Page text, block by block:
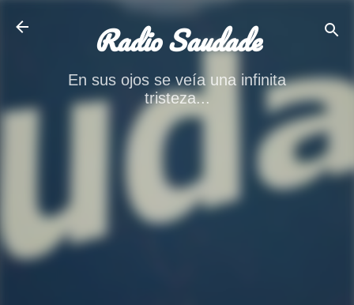
Radio Saudade
En sus ojos se veía una infinita
tristeza...